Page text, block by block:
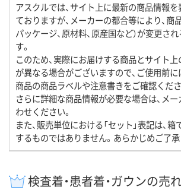
アスクルでは、サイト上に最新の商品情報
ておりますが、メーカーの都合等により、商品
パッケージ、原材料、原産国など）が変更さ
す。
このため、実際にお届けする商品とサイト
が異なる場合がございますので、ご使用前
商品の商品ラベルや注意書きをご確認くださ
さらに詳細な商品情報が必要な場合は、メ
わせください。
また、販売単位における「セット」表記は、
するものではありません。あらかじめご了承
検査着・患者着・ガウンの売